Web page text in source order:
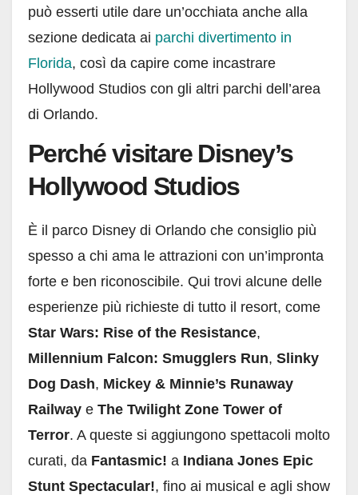
può esserti utile dare un’occhiata anche alla
sezione dedicata ai parchi divertimento in
Florida, così da capire come incastrare
Hollywood Studios con gli altri parchi dell’area
di Orlando.
Perché visitare Disney’s
Hollywood Studios
È il parco Disney di Orlando che consiglio più
spesso a chi ama le attrazioni con un’impronta
forte e ben riconoscibile. Qui trovi alcune delle
esperienze più richieste di tutto il resort, come
Star Wars: Rise of the Resistance,
Millennium Falcon: Smugglers Run, Slinky
Dog Dash, Mickey & Minnie’s Runaway
Railway e The Twilight Zone Tower of
Terror. A queste si aggiungono spettacoli molto
curati, da Fantasmic! a Indiana Jones Epic
Stunt Spectacular!, fino ai musical e agli show